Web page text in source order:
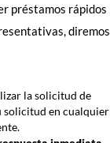
préstamos rápidos
diremos
la solicitud de
solicitud en cualquier